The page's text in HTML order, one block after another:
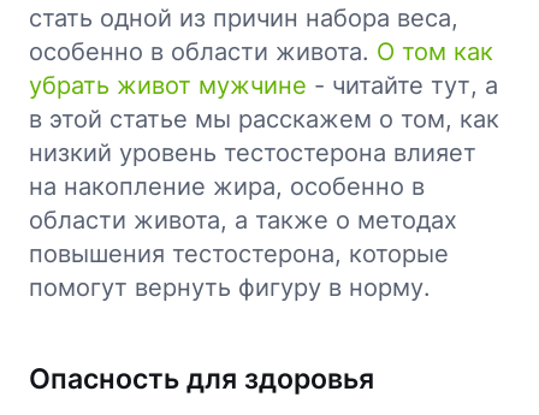
стать одной из причин набора веса,
особенно в области живота. О том как
убрать живот мужчине - читайте тут, а
в этой статье мы расскажем о том, как
низкий уровень тестостерона влияет
на накопление жира, особенно в
области живота, а также о методах
повышения тестостерона, которые
помогут вернуть фигуру в норму.
Опасность для здоровья